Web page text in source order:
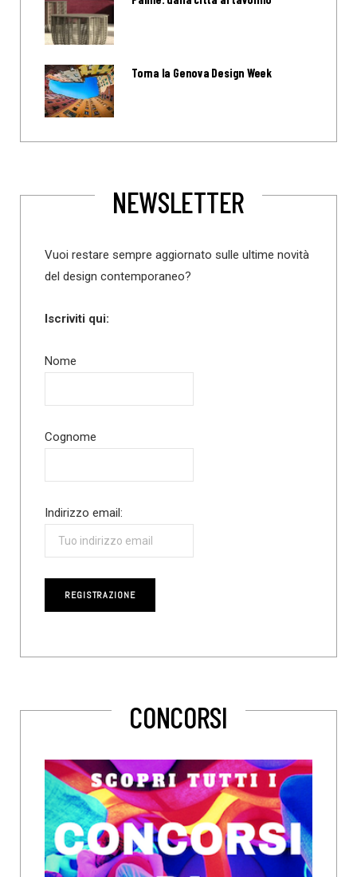
Torna la Genova Design Week
NEWSLETTER
Vuoi restare sempre aggiornato sulle ultime novità
del design contemporaneo?
Iscriviti qui:
Nome
Cognome
Indirizzo email:
CONCORSI